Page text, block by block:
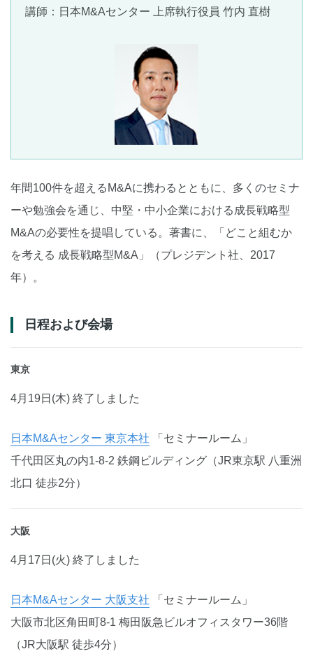
講師：日本M&Aセンター 上席執行役員 竹内 直樹
年間100件を超えるM&Aに携わるとともに、多くのセミナ
ーや勉強会を通じ、中堅・中小企業における成長戦略型
M&Aの必要性を提唱している。著書に、「どこと組むか
を考える 成長戦略型M&A」（プレジデント社、2017
年）。
日程および会場
東京
4月19日(木) 終了しました
日本M&Aセンター 東京本社 「セミナールーム」
千代田区丸の内1-8-2 鉄鋼ビルディング（JR東京駅 八重洲
北口 徒歩2分）
大阪
4月17日(火) 終了しました
日本M&Aセンター 大阪支社 「セミナールーム」
大阪市北区角田町8-1 梅田阪急ビルオフィスタワー36階
（JR大阪駅 徒歩4分）